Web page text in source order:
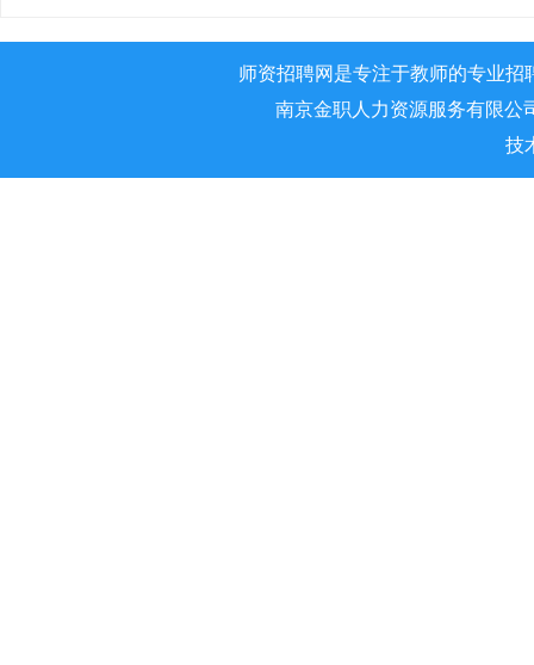
师资招聘网是专注于教师的专业
南京金职人力资源服务有限公
技